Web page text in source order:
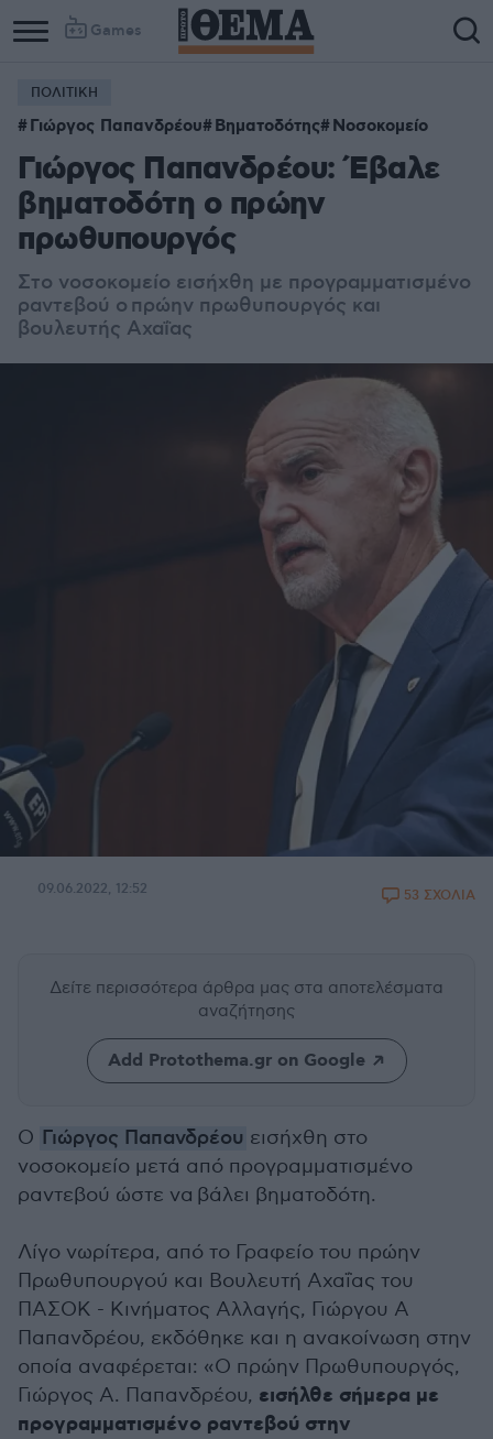
Games
ΠΟΛΙΤΙΚΗ
Γιώργος Παπανδρέου Βηματοδότης Νοσοκομείο
Γιώργος Παπανδρέου: Έβαλε
βηματοδότη ο πρώην
πρωθυπουργός
Στο νοσοκομείο εισήχθη με προγραμματισμένο
ραντεβού ο πρώην πρωθυπουργός και
βουλευτής Αχαΐας
09.06.2022, 12:52 53 ΣΧΟΛΙΑ
Δείτε περισσότερα άρθρα μας στα αποτελέσματα
αναζήτησης
Add Protothema.gr on Google
Ο Γιώργος Παπανδρέου εισήχθη στο
νοσοκομείο μετά από προγραμματισμένο
ραντεβού ώστε να βάλει βηματοδότη.
Λίγο νωρίτερα, από το Γραφείο του πρώην
Πρωθυπουργού και Βουλευτή Αχαΐας του
ΠΑΣΟΚ - Κινήματος Αλλαγής, Γιώργου Α
Παπανδρέου, εκδόθηκε και η ανακοίνωση στην
οποία αναφέρεται: «Ο πρώην Πρωθυπουργός,
Γιώργος Α. Παπανδρέου, εισήλθε σήμερα με
προγραμματισμένο ραντεβού στην